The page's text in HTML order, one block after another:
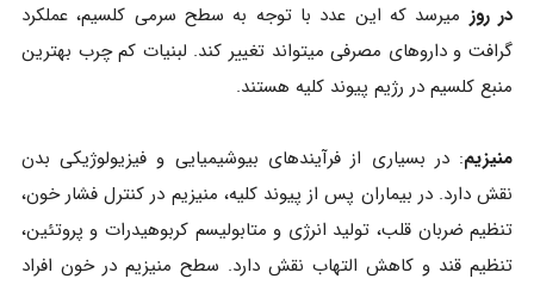
در روز میرسد که این عدد با توجه به سطح سرمی کلسیم، عملکرد
گرافت و داروهای مصرفی میتواند تغییر کند. لبنیات کم چرب بهترین
منبع کلسیم در رژیم پیوند کلیه هستند.
منیزیم: در بسیاری از فرآیندهای بیوشیمیایی و فیزیولوژیکی بدن
نقش دارد. در بیماران پس از پیوند کلیه، منیزیم در کنترل فشار خون،
تنظیم ضربان قلب، تولید انرژی و متابولیسم کربوهیدرات‌ و پروتئین‌،
تنظیم قند و کاهش التهاب نقش دارد. سطح منیزیم در خون افراد